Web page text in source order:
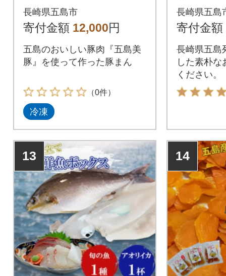
長崎県五島市
寄付金額 12,000円
五島のおいしい豚肉『五島美
豚』を使って作った豚まん
（0件）
冷凍
つまい
芋)
長崎県五島
寄付金額
長崎県五島
した素朴な
ください。
13 14